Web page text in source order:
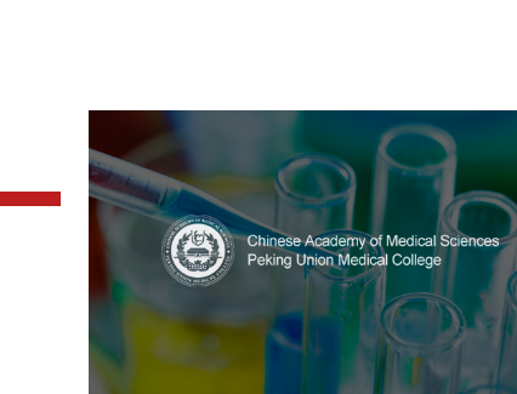
中国医学科学院
医药医疗 医院网站建设
定制开发
大学网站建设
高校网站建设